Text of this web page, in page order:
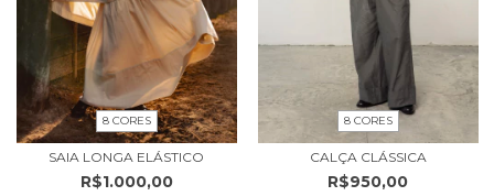
8 CORES
SAIA LONGA ELÁSTICO
R$1.000,00
8 CORES
CALÇA CLÁSSICA
R$950,00